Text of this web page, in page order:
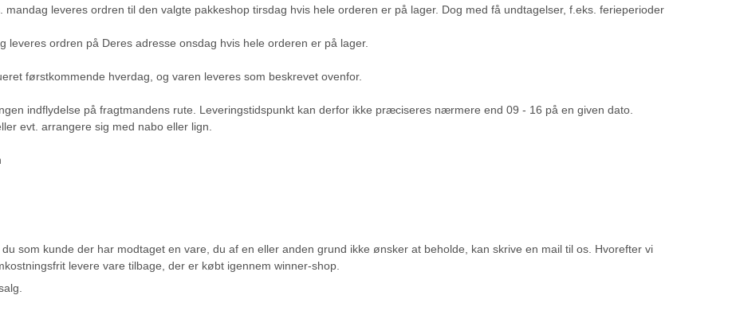
leveres ordren til den valgte pakkeshop tirsdag hvis hele orderen er på lager. Dog med få undtagelser, f.eks. ferieperioder
leveres ordren på Deres adresse onsdag hvis hele orderen er på lager.
førstkommende hverdag, og varen leveres som beskrevet ovenfor.
indflydelse på fragtmandens rute. Leveringstidspunkt kan derfor ikke præciseres nærmere end 09 - 16 på en given dato.
evt. arrangere sig med nabo eller lign.
som kunde der har modtaget en vare, du af en eller anden grund ikke ønsker at beholde, kan skrive en mail til os. Hvorefter vi
levere vare tilbage, der er købt igennem winner-shop.